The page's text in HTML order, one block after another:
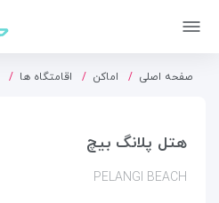
صفحه اصلی اماکن اقامتگاه ها
هتل پلانگ بیچ
PELANGI BEACH